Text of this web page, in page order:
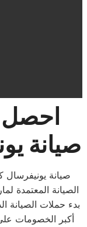
صيانة
صيانة
الصيانة المعتمدة
بدء حملات الصيانة
أكبر الخصومات